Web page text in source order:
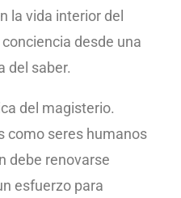
la vida interior del
desde una
del saber.
del magisterio.
como seres humanos
debe renovarse
esfuerzo para